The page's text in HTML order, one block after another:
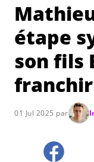
étape
son fils
franchir
01 Jul 2025 par